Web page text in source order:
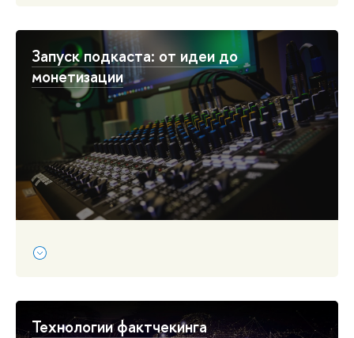
Запуск подкаста: от идеи до
монетизации
Технологии фактчекинга